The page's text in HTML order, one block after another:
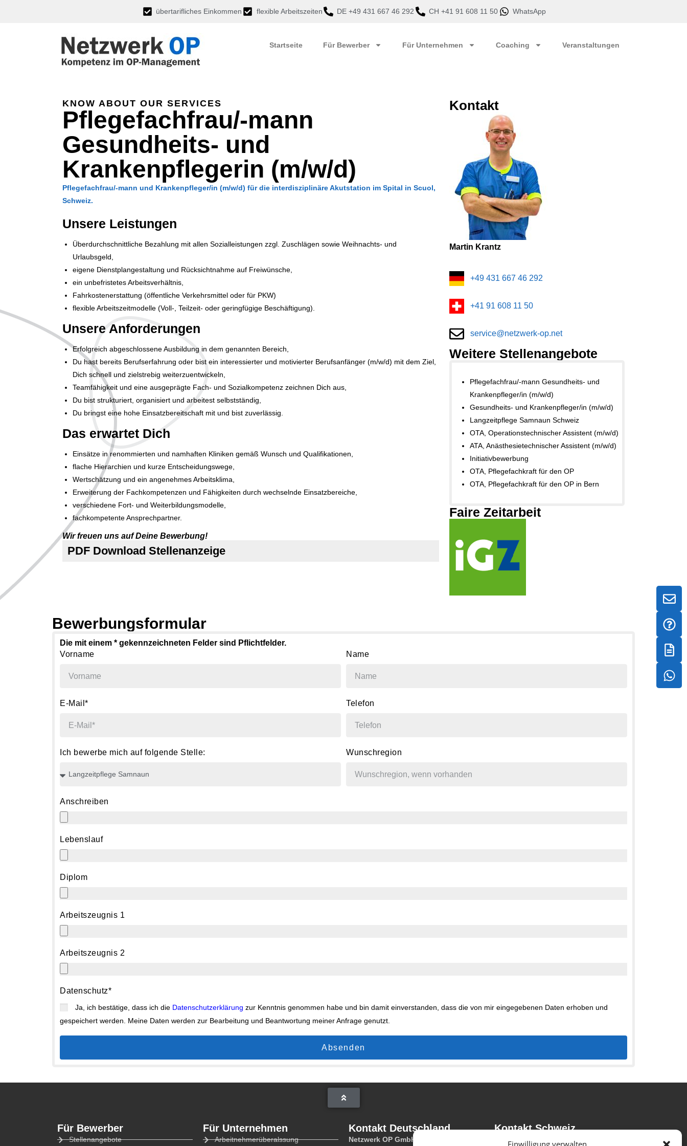
Einwilligung verwalten
übertarifliches Einkommen flexible Arbeitszeiten DE +49 431 667 46 292 CH +41 91 608 11 50 WhatsApp
Startseite Für Bewerber Für Unternehmen Coaching Veranstaltungen
KNOW ABOUT OUR SERVICES
Pflegefachfrau/-mann
Gesundheits- und
Krankenpflegerin (m/w/d)
Pflegefachfrau/-mann und Krankenpfleger/in (m/w/d) für die interdisziplinäre Akutstation im Spital in Scuol,
Schweiz.
Unsere Leistungen
Überdurchschnittliche Bezahlung mit allen Sozialleistungen zzgl. Zuschlägen sowie Weihnachts- und
Urlaubsgeld,
eigene Dienstplangestaltung und Rücksichtnahme auf Freiwünsche,
ein unbefristetes Arbeitsverhältnis,
Fahrkostenerstattung (öffentliche Verkehrsmittel oder für PKW)
flexible Arbeitszeitmodelle (Voll-, Teilzeit- oder geringfügige Beschäftigung).
Unsere Anforderungen
Erfolgreich abgeschlossene Ausbildung in dem genannten Bereich,
Du hast bereits Berufserfahrung oder bist ein interessierter und motivierter Berufsanfänger (m/w/d) mit dem Ziel,
Dich schnell und zielstrebig weiterzuentwickeln,
Teamfähigkeit und eine ausgeprägte Fach- und Sozialkompetenz zeichnen Dich aus,
Du bist strukturiert, organisiert und arbeitest selbstständig,
Du bringst eine hohe Einsatzbereitschaft mit und bist zuverlässig.
Das erwartet Dich
Einsätze in renommierten und namhaften Kliniken gemäß Wunsch und Qualifikationen,
flache Hierarchien und kurze Entscheidungswege,
Wertschätzung und ein angenehmes Arbeitsklima,
Erweiterung der Fachkompetenzen und Fähigkeiten durch wechselnde Einsatzbereiche,
verschiedene Fort- und Weiterbildungsmodelle,
fachkompetente Ansprechpartner.
Wir freuen uns auf Deine Bewerbung!
PDF Download Stellenanzeige
Kontakt
Martin Krantz
+49 431 667 46 292
+41 91 608 11 50
service@netzwerk-op.net
Weitere Stellenangebote
Pflegefachfrau/-mann Gesundheits- und
Krankenpfleger/in (m/w/d)
Gesundheits- und Krankenpfleger/in (m/w/d)
Langzeitpflege Samnaun Schweiz
OTA, Operationstechnischer Assistent (m/w/d)
ATA, Anästhesietechnischer Assistent (m/w/d)
Initiativbewerbung
OTA, Pflegefachkraft für den OP
OTA, Pflegefachkraft für den OP in Bern
Faire Zeitarbeit
Bewerbungsformular
Die mit einem * gekennzeichneten Felder sind Pflichtfelder.
Vorname
Name
E-Mail* Telefon
Ich bewerbe mich auf folgende Stelle: Wunschregion
Anschreiben
Lebenslauf
Diplom
Arbeitszeugnis 1
Arbeitszeugnis 2
Datenschutz*
Ja, ich bestätige, dass ich die Datenschutzerklärung zur Kenntnis genommen habe und bin damit einverstanden, dass die von mir eingegebenen Daten erhoben und
gespeichert werden. Meine Daten werden zur Bearbeitung und Beantwortung meiner Anfrage genutzt.
Absenden
Für Bewerber
Stellenangebote
Für Unternehmen
Arbeitnehmerüberalssung
Kontakt Deutschland
Netzwerk OP GmbH
Kontakt Schweiz
Netzwerk OP GmbH